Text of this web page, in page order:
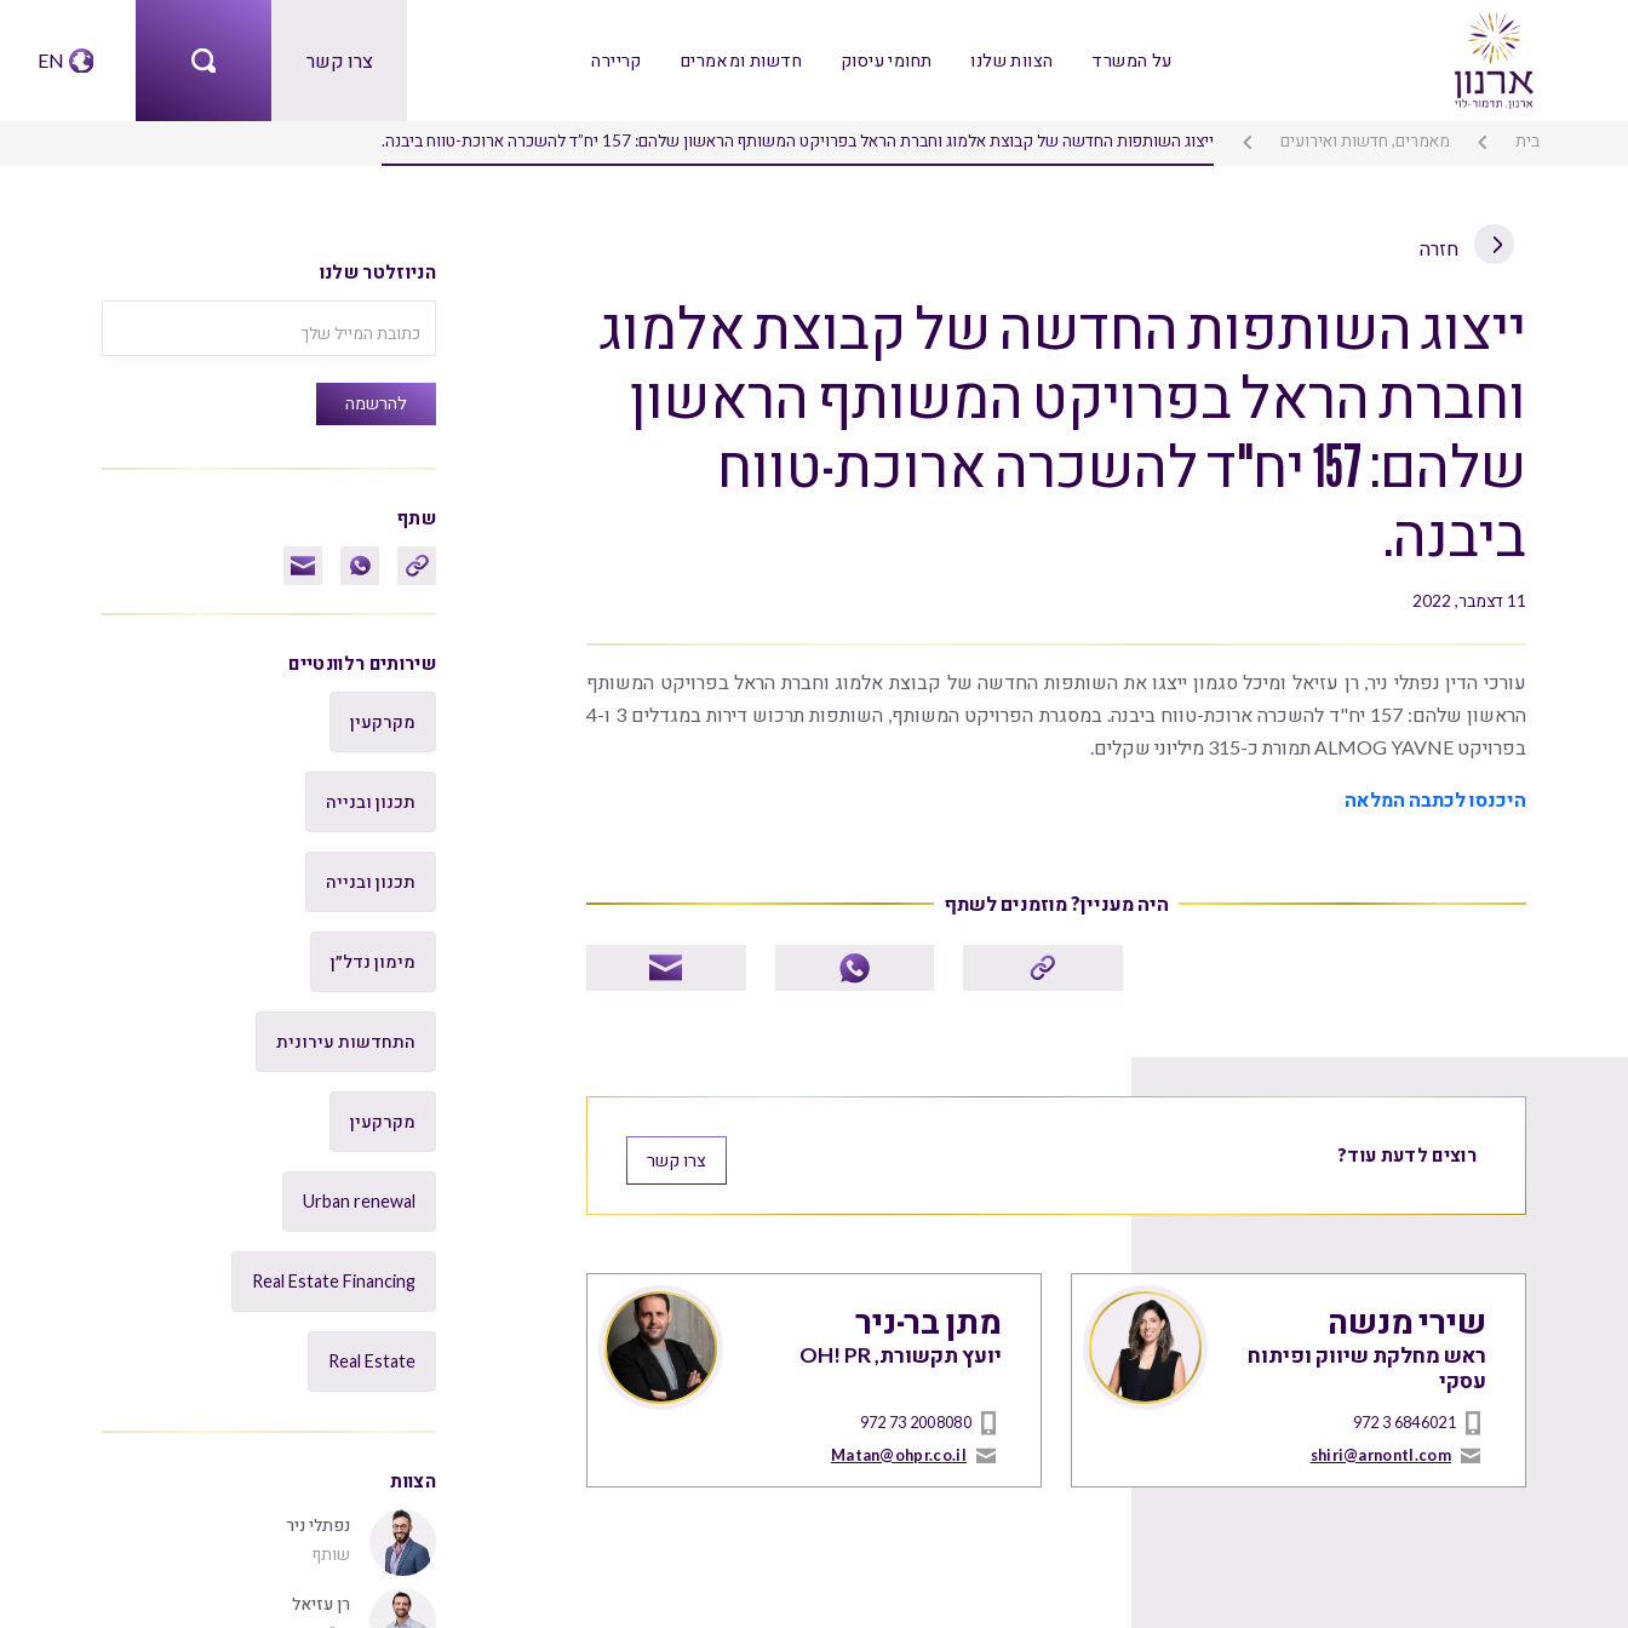
על המשרד הצוות שלנו תחומי עיסוק חדשות ומאמרים קריירה צרו קשר EN
בית מאמרים, חדשות ואירועים ייצוג השותפות החדשה של קבוצת אלמוג וחברת הראל בפרויקט המשותף הראשון שלהם: 157 יח”ד להשכרה ארוכת-טווח ביבנה.
חזרה
ייצוג השותפות החדשה של קבוצת אלמוג
וחברת הראל בפרויקט המשותף הראשון
שלהם: 157 יח"ד להשכרה ארוכת-טווח
ביבנה.
11 דצמבר, 2022
עורכי הדין נפתלי ניר, רן עזיאל ומיכל סגמון ייצגו את השותפות החדשה של קבוצת אלמוג וחברת הראל בפרויקט המשותף
הראשון שלהם: 157 יח"ד להשכרה ארוכת-טווח ביבנה. במסגרת הפרויקט המשותף, השותפות תרכוש דירות במגדלים 3 ו-4
בפרויקט ALMOG YAVNE תמורת כ-315 מיליוני שקלים.
היכנסו לכתבה המלאה
היה מעניין? מוזמנים לשתף
רוצים לדעת עוד? צרו קשר
שירי מנשה
ראש מחלקת שיווק ופיתוח
עסקי
972 3 6846021
shiri@arnontl.com
מתן בר-ניר
יועץ תקשורת, OH! PR
972 73 2008080
Matan@ohpr.co.il
הניוזלטר שלנו
שתף
שירותים רלוונטיים
מקרקעין
תכנון ובנייה
תכנון ובנייה
מימון נדל״ן
התחדשות עירונית
מקרקעין
Urban renewal
Real Estate Financing
Real Estate
הצוות
נפתלי ניר
שותף
רן עזיאל